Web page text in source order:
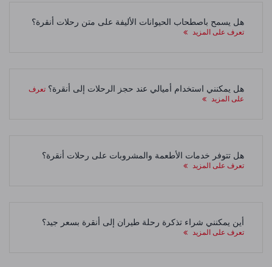
هل يسمح باصطحاب الحيوانات الأليفة على متن رحلات أنقرة؟
تعرف على المزيد
هل يمكنني استخدام أميالي عند حجز الرحلات إلى أنقرة؟ تعرف
على المزيد
هل تتوفر خدمات الأطعمة والمشروبات على رحلات أنقرة؟
تعرف على المزيد
أين يمكنني شراء تذكرة رحلة طيران إلى أنقرة بسعر جيد؟
تعرف على المزيد